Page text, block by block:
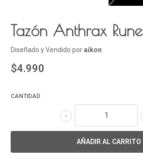
Tazón Anthrax Rune
Diseñado y Vendido poraikon
$4.990
CANTIDAD
-